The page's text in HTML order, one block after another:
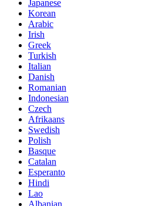
Japanese
Korean
Arabic
Irish
Greek
Turkish
Italian
Danish
Romanian
Indonesian
Czech
Afrikaans
Swedish
Polish
Basque
Catalan
Esperanto
Hindi
Lao